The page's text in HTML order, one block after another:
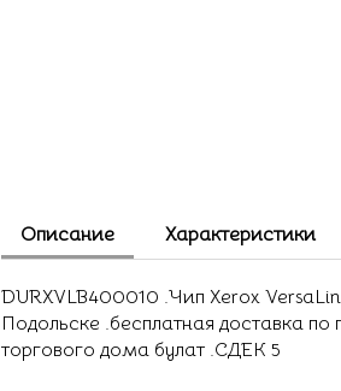
Описание Характеристики
DURXVLB400010 .Чип Xerox
Подольске .бесплатная доставка
торгового дома булат .СДЕК 5